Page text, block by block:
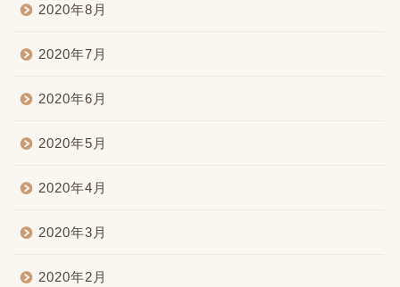
2020年8月
2020年7月
2020年6月
2020年5月
2020年4月
2020年3月
2020年2月